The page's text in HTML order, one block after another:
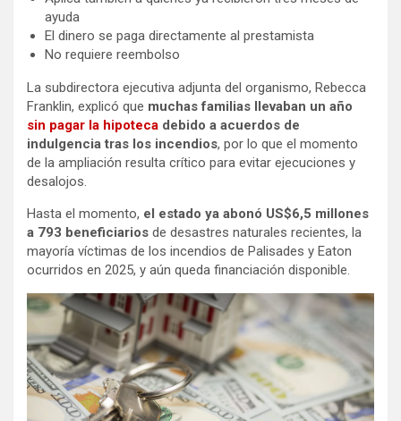
ayuda
El dinero se paga directamente al prestamista
No requiere reembolso
La subdirectora ejecutiva adjunta del organismo, Rebecca
Franklin, explicó que muchas familias llevaban un año
sin pagar la hipoteca debido a acuerdos de
indulgencia tras los incendios, por lo que el momento
de la ampliación resulta crítico para evitar ejecuciones y
desalojos.
Hasta el momento, el estado ya abonó US$6,5 millones
a 793 beneficiarios de desastres naturales recientes, la
mayoría víctimas de los incendios de Palisades y Eaton
ocurridos en 2025, y aún queda financiación disponible.